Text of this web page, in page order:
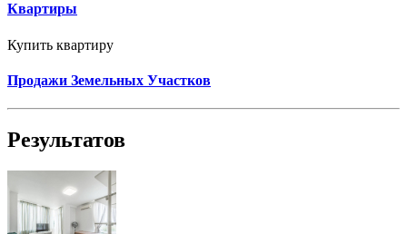
Квартиры
Купить квартиру
Продажи Земельных Участков
Результатов